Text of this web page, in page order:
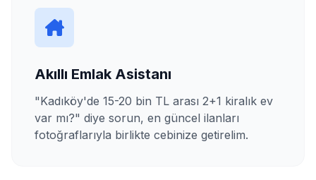
Akıllı Emlak Asistanı
"Kadıköy'de 15-20 bin TL arası 2+1 kiralık ev
var mı?" diye sorun, en güncel ilanları
fotoğraflarıyla birlikte cebinize getirelim.